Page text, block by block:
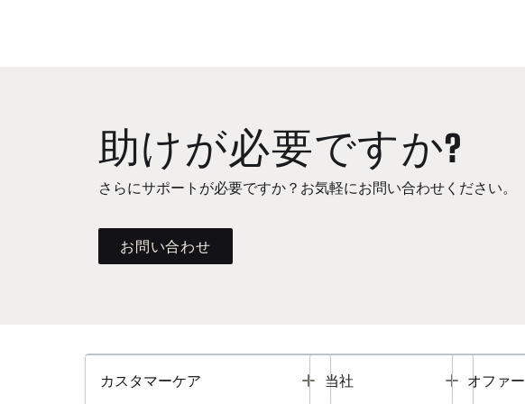
助けが必要ですか?
さらにサポートが必要ですか？お気軽にお問い合わせください。
お問い合わせ
カスタマーケア Toggle
当社 Toggle
オファー